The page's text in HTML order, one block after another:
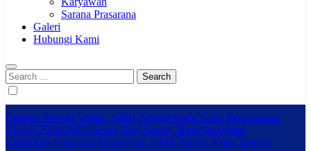
Sarana Prasarana
Galeri
Hubungi Kami
Search
for:
Bangun Sinergi Vokasi, SMK Negeri Kudu Gelar Penyusunan
RKAS 2026/2027: Serius Tapi Santai, Hasil Maksimal
Kobarkan Semangat Berprestasi, SMK Negeri Kudu Sambut